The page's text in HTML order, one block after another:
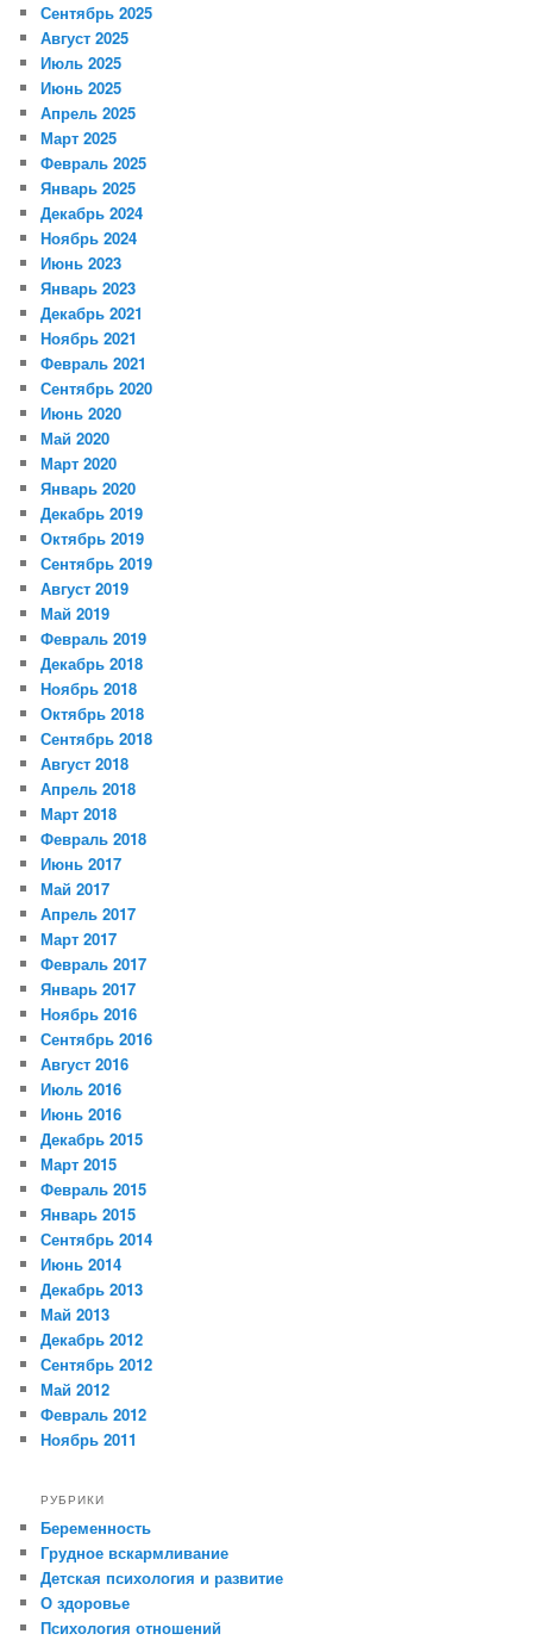
Сентябрь 2025
Август 2025
Июль 2025
Июнь 2025
Апрель 2025
Март 2025
Февраль 2025
Январь 2025
Декабрь 2024
Ноябрь 2024
Июнь 2023
Январь 2023
Декабрь 2021
Ноябрь 2021
Февраль 2021
Сентябрь 2020
Июнь 2020
Май 2020
Март 2020
Январь 2020
Декабрь 2019
Октябрь 2019
Сентябрь 2019
Август 2019
Май 2019
Февраль 2019
Декабрь 2018
Ноябрь 2018
Октябрь 2018
Сентябрь 2018
Август 2018
Апрель 2018
Март 2018
Февраль 2018
Июнь 2017
Май 2017
Апрель 2017
Март 2017
Февраль 2017
Январь 2017
Ноябрь 2016
Сентябрь 2016
Август 2016
Июль 2016
Июнь 2016
Декабрь 2015
Март 2015
Февраль 2015
Январь 2015
Сентябрь 2014
Июнь 2014
Декабрь 2013
Май 2013
Декабрь 2012
Сентябрь 2012
Май 2012
Февраль 2012
Ноябрь 2011
РУБРИКИ
Беременность
Грудное вскармливание
Детская психология и развитие
О здоровье
Психология отношений